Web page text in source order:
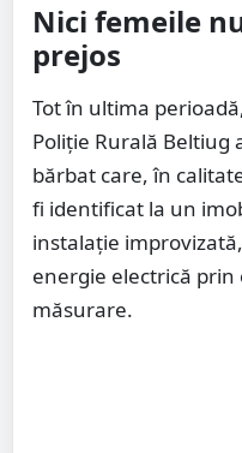
Nici femeile
prejos
Tot în ultima
Poliție Rurală Beltiug
bărbat care, în
fi identificat la un
instalație
energie electrică
măsurare.